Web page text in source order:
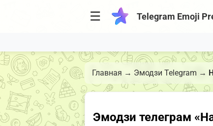
☰ Telegram Emoji
Главная → Эмодзи Telegram →
Эмодзи телеграм